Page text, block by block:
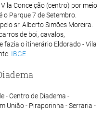
Conceição (centro) por meio
Parque 7 de Setembro.
sr. Alberto Simões Moreira.
de boi, cavalos,
fazia o itinerário Eldorado - Vila
IBGE
- Centro de Diadema -
União - Piraporinha - Serraria -